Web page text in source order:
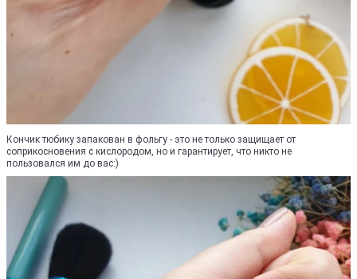
Кончик тюбику запакован в фольгу - это не только защищает от
соприкосновения с кислородом, но и гарантирует, что никто не
пользовался им до вас:)